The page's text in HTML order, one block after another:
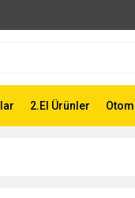
2.El Ürünler